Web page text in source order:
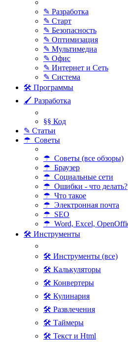
✎ Разработка
✎ Старт
✎ Безопасность
✎ Оптимизация
✎ Мультимедиа
✎ Офис
✎ Интернет и Сеть
✎ Система
🛠 Программы
🖌 Разработка
§§ Код
✎ Статьи
☂ Советы
☂ Советы (все обзоры)
☂ Браузер
☂ Социальные сети
☂ Ошибки - что делать?
☂ Что такое
☂ Электронная почта
☂ SEO
☂ Word, Excel,
🛠 Инструменты
🛠 Инструменты (все)
🛠 Калькуляторы
🛠 Конвертеры
🛠 Кулинария
🛠 Развлечения
🛠 Таймеры
🛠 Текст и Html